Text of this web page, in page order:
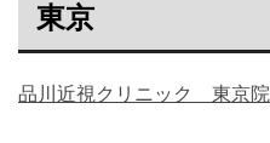
東京
品川近視クリニック 東京院